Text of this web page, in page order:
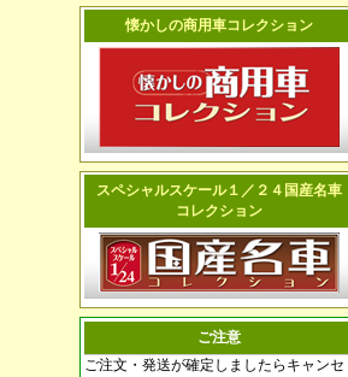
懐かしの商用車コレクション
スペシャルスケール１／２４国産名車
コレクション
ご注意
ご注文・発送が確定しましたらキャンセ